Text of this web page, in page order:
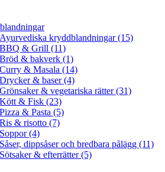
Ayurvediska kryddblandningar (15)
BBQ & Grill (11)
Bröd & bakverk (1)
Curry & Masala (14)
Drycker & baser (4)
Grönsaker & vegetariska rätter (31)
Kött & Fisk (23)
Pizza & Pasta (5)
Ris & risotto (7)
Soppor (4)
Såser, dippsåser och bredbara pålägg (11)
Sötsaker & efterrätter (5)